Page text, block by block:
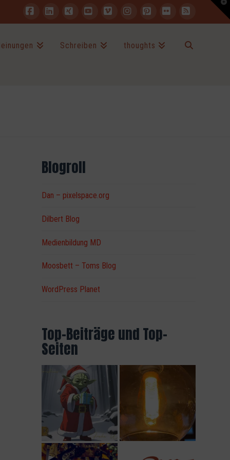
FacebookLinkedIn
XINGYouTubeVimeoInstagramPinterest
FlickrRSS
Schreiben thoughts
Blogroll
Dan – pixelspace.org
Dilbert Blog
Medienbildung MD
Moosbett – Toms Blog
WordPress Planet
Top-Beiträge und Top-
Seiten